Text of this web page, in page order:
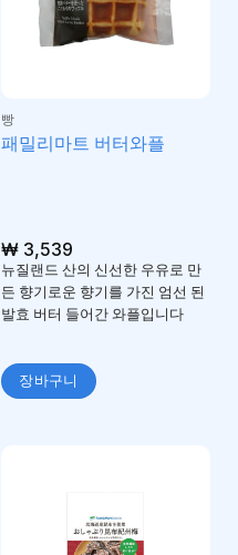
빵
패밀리마트 버터와플
₩3,539
뉴질랜드 산의 신선한 우유로 만
든 향기로운 향기를 가진 엄선 된
발효 버터 들어간 와플입니다
장바구니